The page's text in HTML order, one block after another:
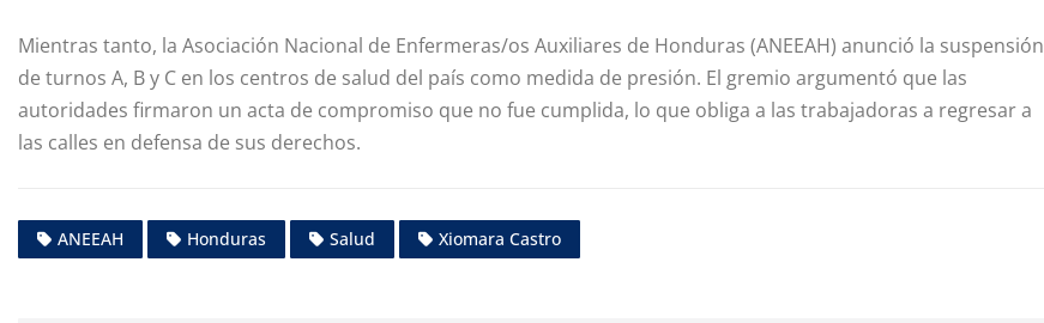
Mientras tanto, la Asociación Nacional de Enfermeras/os Auxiliares de Honduras (ANEEAH) anunció la suspensión
de turnos A, B y C en los centros de salud del país como medida de presión. El gremio argumentó que las
autoridades firmaron un acta de compromiso que no fue cumplida, lo que obliga a las trabajadoras a regresar a
las calles en defensa de sus derechos.
ANEEAH Honduras Salud Xiomara Castro